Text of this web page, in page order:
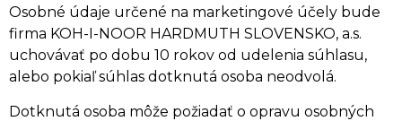
Osobné údaje určené na marketingové účely bude
firma KOH-I-NOOR HARDMUTH SLOVENSKO, a.s.
uchovávať po dobu 10 rokov od udelenia súhlasu,
alebo pokiaľ súhlas dotknutá osoba neodvolá.
Dotknutá osoba môže požiadať o opravu osobných